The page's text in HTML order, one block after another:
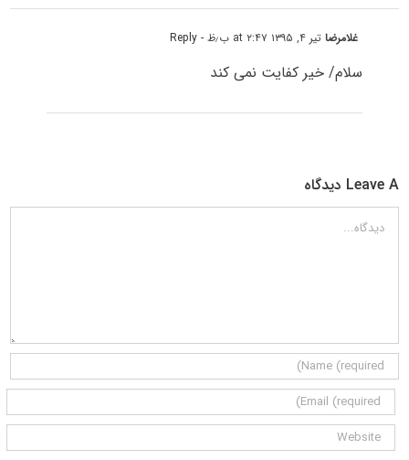
غلامرضاتیر ۴, ۱۳۹۵ at ۲:۴۷ ب٫ظ - Reply
سلام/ خیر کفایت نمی کند
Leave A دیدگاه
دیدگاه